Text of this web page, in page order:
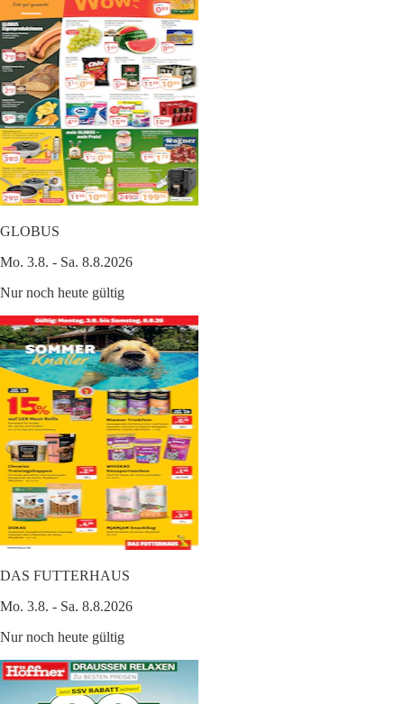
GLOBUS
Mo. 3.8. - Sa. 8.8.2026
Nur noch heute gültig
DAS FUTTERHAUS
Mo. 3.8. - Sa. 8.8.2026
Nur noch heute gültig